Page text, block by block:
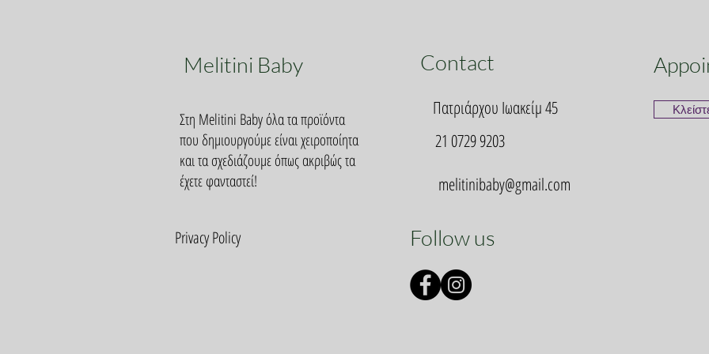
Melitini Baby Contact
Στη Melitini Baby όλα τα προϊόντα
που δημιουργούμε είναι χειροποίητα
και τα σχεδιάζουμε όπως ακριβώς τα
έχετε φανταστεί!
Πατριάρχου Ιωακείμ 45
21 0729 9203
melitinibaby@gmail.com
Follow us
Privacy Policy